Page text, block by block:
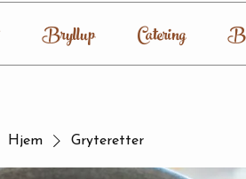
Bryllup Catering
Hjem Gryteretter